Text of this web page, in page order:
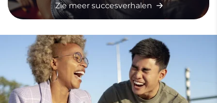
Zie meer succesverhalen